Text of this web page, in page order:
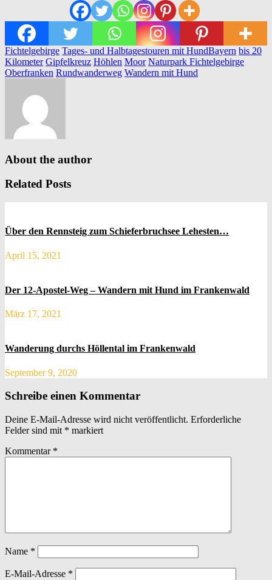
Fichtelgebirge Tages- und Halbtagestouren mit HundBayern bis 20
Kilometer Gipfelkreuz Höhlen Moor Naturpark Fichtelgebirge
Oberfranken Rundwanderweg Wandern mit Hund
About the author
Related Posts
Über den Rennsteig zum Schieferbruchsee Lehesten…
April 15, 2021
Der 12-Apostel-Weg – Wandern mit Hund im Frankenwald
März 17, 2021
Wanderung durchs Höllental im Frankenwald
September 9, 2020
Schreibe einen Kommentar
Deine E-Mail-Adresse wird nicht veröffentlicht. Erforderliche
Felder sind mit * markiert
Kommentar *
Name *
E-Mail-Adresse *